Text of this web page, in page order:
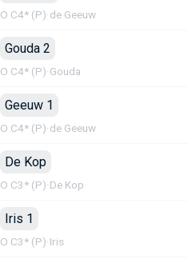
O C4* (P)·de Geeuw
Gouda 2
O C4* (P)·Gouda
Geeuw 1
O C4* (P)·de Geeuw
De Kop
O C3* (P)·De Kop
Iris 1
O C3* (P)·Iris